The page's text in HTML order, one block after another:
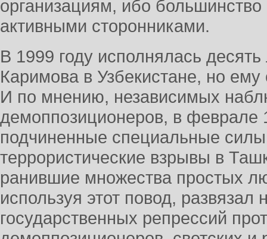
организациям, ибо
активными сторонниками.
В 1999 году исполнялась
Каримова в Узбекистане, но ему
И по мнению, независимых
демоппозиционеров, в феврале
подчиненные специальные
террористические взрывы в
ранившие множества простых
используя этот повод, развязал
государственных репрессий